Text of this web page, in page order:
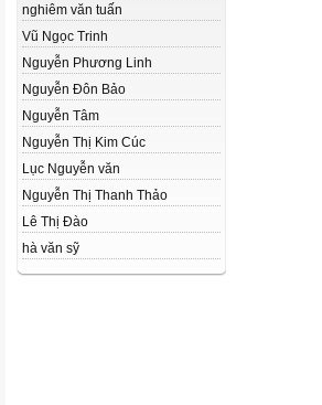
nghiêm văn tuấn
Vũ Ngọc Trinh
Nguyễn Phương Linh
Nguyễn Đôn Bảo
Nguyễn Tâm
Nguyễn Thị Kim Cúc
Lục Nguyễn văn
Nguyễn Thị Thanh Thảo
Lê Thị Đào
hà văn sỹ